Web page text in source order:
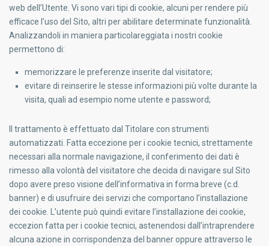
web dell’Utente. Vi sono vari tipi di cookie, alcuni per rendere più
efficace l’uso del Sito, altri per abilitare determinate funzionalità.
Analizzandoli in maniera particolareggiata i nostri cookie
permettono di:
memorizzare le preferenze inserite dal visitatore;
evitare di reinserire le stesse informazioni più volte durante la
visita, quali ad esempio nome utente e password;
Il trattamento è effettuato dal Titolare con strumenti
automatizzati. Fatta eccezione per i cookie tecnici, strettamente
necessari alla normale navigazione, il conferimento dei dati è
rimesso alla volontà del visitatore che decida di navigare sul Sito
dopo avere preso visione dell’informativa in forma breve (c.d.
banner) e di usufruire dei servizi che comportano l’installazione
dei cookie. L’utente può quindi evitare l’installazione dei cookie,
eccezion fatta per i cookie tecnici, astenendosi dall’intraprendere
alcuna azione in corrispondenza del banner oppure attraverso le